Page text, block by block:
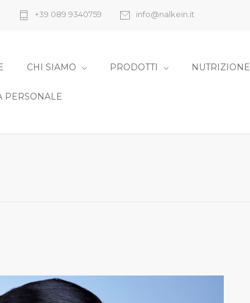
+39 089 9340759 info@nalkein.it
CHI SIAMO PRODOTTI NUTRIZIONE
PERSONALE